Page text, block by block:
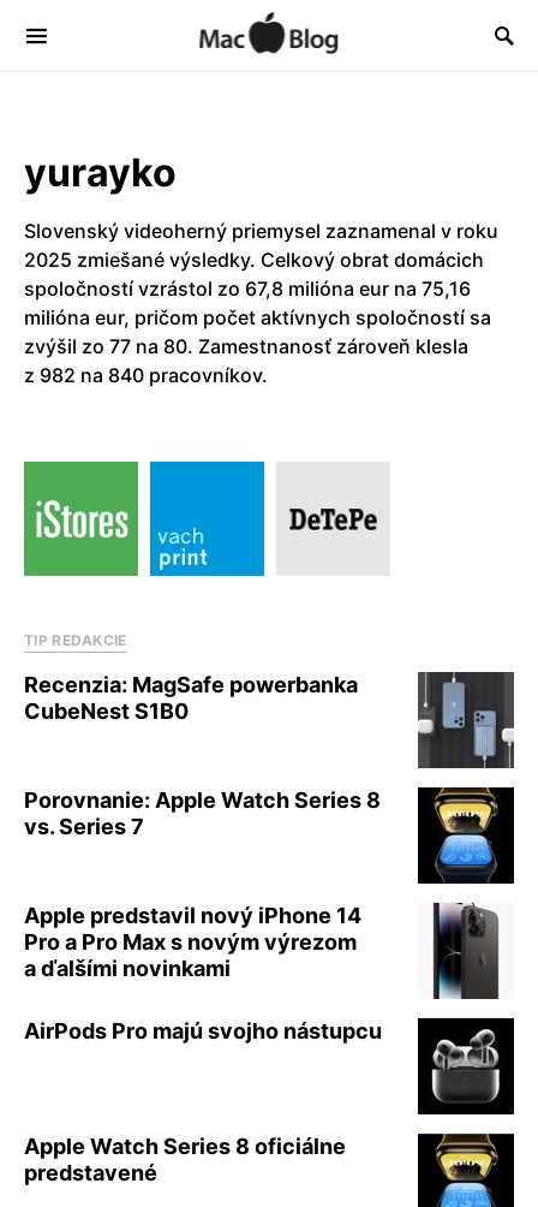
yurayko
Slovenský videoherný priemysel zaznamenal v roku
2025 zmiešané výsledky. Celkový obrat domácich
spoločností vzrástol zo 67,8 milióna eur na 75,16
milióna eur, pričom počet aktívnych spoločností sa
zvýšil zo 77 na 80. Zamestnanosť zároveň klesla
z 982 na 840 pracovníkov.
TIP REDAKCIE
Recenzia: MagSafe powerbanka
CubeNest S1B0
Porovnanie: Apple Watch Series 8
vs. Series 7
Apple predstavil nový iPhone 14
Pro a Pro Max s novým výrezom
a ďalšími novinkami
AirPods Pro majú svojho nástupcu
Apple Watch Series 8 oficiálne
predstavené